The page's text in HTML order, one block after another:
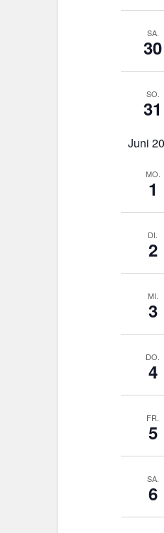
SA.
30
SO.
31
Juni
MO.
1
DI.
2
MI.
3
DO.
4
FR.
5
SA.
6